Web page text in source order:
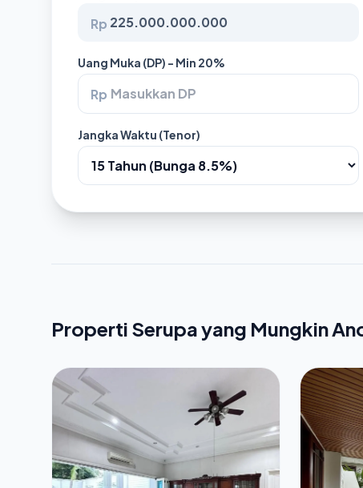
Rp
Uang Muka (DP) - Min 20%
Rp
Jangka Waktu (Tenor)
Properti Serupa yang Mungkin